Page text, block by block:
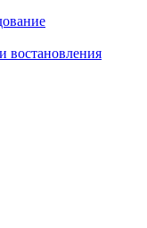
востановления